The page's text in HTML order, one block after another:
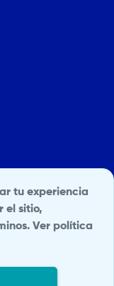
tu experiencia
el sitio,
Ver política